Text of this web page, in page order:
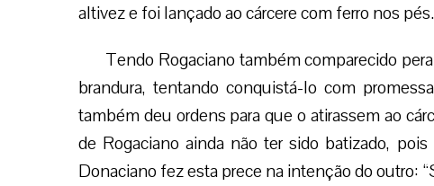
altivez e foi lançado ao cárcere com ferro nos pés.
Tendo Rogaciano também comparecido
brandura, tentando conquistá-lo com
também deu ordens para que o atirassem ao
de Rogaciano ainda não ter sido batizado,
Donaciano fez esta prece na intenção do outro: